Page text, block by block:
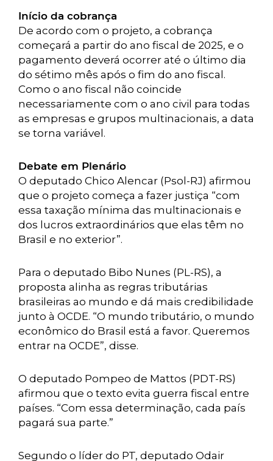
Início da cobrança
De acordo com o projeto, a cobrança
começará a partir do ano fiscal de 2025, e o
pagamento deverá ocorrer até o último dia
do sétimo mês após o fim do ano fiscal.
Como o ano fiscal não coincide
necessariamente com o ano civil para todas
as empresas e grupos multinacionais, a data
se torna variável.
Debate em Plenário
O deputado Chico Alencar (Psol-RJ) afirmou
que o projeto começa a fazer justiça “com
essa taxação mínima das multinacionais e
dos lucros extraordinários que elas têm no
Brasil e no exterior”.
Para o deputado Bibo Nunes (PL-RS), a
proposta alinha as regras tributárias
brasileiras ao mundo e dá mais credibilidade
junto à OCDE. “O mundo tributário, o mundo
econômico do Brasil está a favor. Queremos
entrar na OCDE”, disse.
O deputado Pompeo de Mattos (PDT-RS)
afirmou que o texto evita guerra fiscal entre
países. “Com essa determinação, cada país
pagará sua parte.”
Segundo o líder do PT, deputado Odair